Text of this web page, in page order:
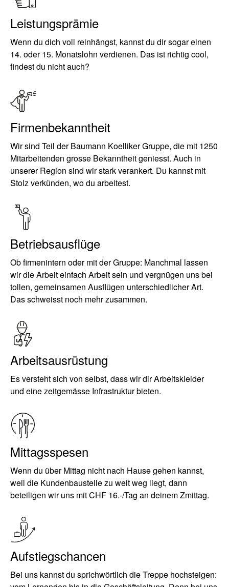
Leistungsprämie
Wenn du dich voll reinhängst, kannst du dir sogar einen
14. oder 15. Monatslohn verdienen. Das ist richtig cool,
findest du nicht auch?
Firmenbekanntheit
Wir sind Teil der Baumann Koelliker Gruppe, die mit 1250
Mitarbeitenden grosse Bekanntheit geniesst. Auch in
unserer Region sind wir stark verankert. Du kannst mit
Stolz verkünden, wo du arbeitest.
Betriebsausflüge
Ob firmenintern oder mit der Gruppe: Manchmal lassen
wir die Arbeit einfach Arbeit sein und vergnügen uns bei
tollen, gemeinsamen Ausflügen unterschiedlicher Art.
Das schweisst noch mehr zusammen.
Arbeitsausrüstung
Es versteht sich von selbst, dass wir dir Arbeitskleider
und eine zeitgemässe Infrastruktur bieten.
Mittagsspesen
Wenn du über Mittag nicht nach Hause gehen kannst,
weil die Kundenbaustelle zu weit weg liegt, dann
beteiligen wir uns mit CHF 16.-/Tag an deinem Zmittag.
Aufstiegschancen
Bei uns kannst du sprichwörtlich die Treppe hochsteigen: